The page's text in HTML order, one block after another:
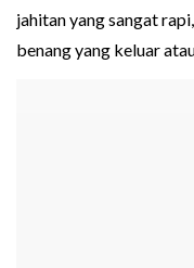
jahitan yang sangat
benang yang keluar